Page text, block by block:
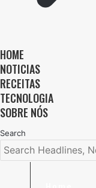
HOME
NOTICIAS
RECEITAS
TECNOLOGIA
SOBRE NÓS
Search